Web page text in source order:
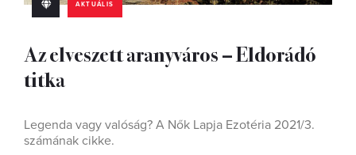
AKTUÁLIS
Az elveszett aranyváros – Eldorádó
titka
Legenda vagy valóság? A Nők Lapja Ezotéria 2021/3.
számának cikke.